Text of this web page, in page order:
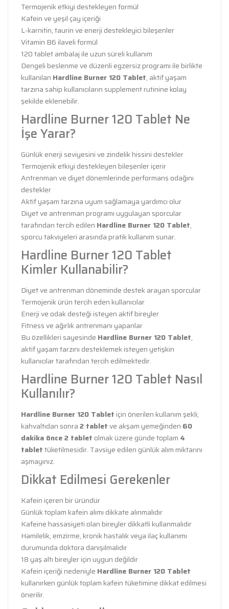
Termojenik etkiyi destekleyen formül
Kafein ve yeşil çay içeriği
L-karnitin, taurin ve enerji destekleyici bileşenler
Vitamin B6 ilaveli formül
120 tablet ambalaj ile uzun süreli kullanım
Dengeli beslenme ve düzenli egzersiz programı ile birlikte
kullanılan Hardline Burner 120 Tablet, aktif yaşam
tarzına sahip kullanıcıların supplement rutinine kolay
şekilde eklenebilir.
Hardline Burner 120 Tablet Ne
İşe Yarar?
Günlük enerji seviyesini ve zindelik hissini destekler
Termojenik etkiyi destekleyen bileşenler içerir
Antrenman ve diyet dönemlerinde performans odağını
destekler
Aktif yaşam tarzına uyum sağlamaya yardımcı olur
Diyet ve antrenman programı uygulayan sporcular
tarafından tercih edilen Hardline Burner 120 Tablet,
sporcu takviyeleri arasında pratik kullanım sunar.
Hardline Burner 120 Tablet
Kimler Kullanabilir?
Diyet ve antrenman döneminde destek arayan sporcular
Termojenik ürün tercih eden kullanıcılar
Enerji ve odak desteği isteyen aktif bireyler
Fitness ve ağırlık antrenmanı yapanlar
Bu özellikleri sayesinde Hardline Burner 120 Tablet,
aktif yaşam tarzını desteklemek isteyen yetişkin
kullanıcılar tarafından tercih edilmektedir.
Hardline Burner 120 Tablet Nasıl
Kullanılır?
Hardline Burner 120 Tablet için önerilen kullanım şekli;
kahvaltıdan sonra2 tabletve akşam yemeğinden 60
dakika önce 2 tablet olmak üzere günde toplam 4
tablettüketilmesidir. Tavsiye edilen günlük alım miktarını
aşmayınız.
Dikkat Edilmesi Gerekenler
Kafein içeren bir üründür
Günlük toplam kafein alımı dikkate alınmalıdır
Kafeine hassasiyeti olan bireyler dikkatli kullanmalıdır
Hamilelik, emzirme, kronik hastalık veya ilaç kullanımı
durumunda doktora danışılmalıdır
18 yaş altı bireyler için uygun değildir
Kafein içeriği nedeniyle Hardline Burner 120 Tablet
kullanırken günlük toplam kafein tüketimine dikkat edilmesi
önerilir.